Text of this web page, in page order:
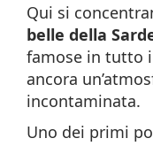
Qui si
belle della
famose in tutto
ancora
incontaminata.
Uno dei primi